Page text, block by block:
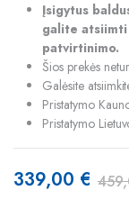
Įsigytus
galite atsiimti
patvirtinimo.
Šios prekės
Galėsite
Pristatymo
Pristatymo
339,00 €